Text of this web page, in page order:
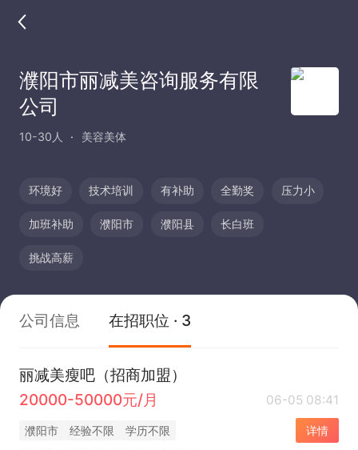
濮阳市丽减美咨询服务有限
公司
10-30人 美容美体
环境好 技术培训 有补助 全勤奖 压力小
加班补助 濮阳市 濮阳县 长白班
挑战高薪
公司信息 在招职位 · 3
丽减美瘦吧（招商加盟）
20000-50000元/月
06-05 08:41
濮阳市 经验不限 学历不限 详情